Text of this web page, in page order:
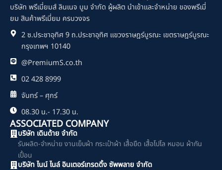
b
o
k
บริษัท พรีเมี่ยมส์ ลินเนจ บูม จำกัด ผู้ผลิต นำเข้าและจำหน่าย ของพรีเมี่
ยม สินค้าพรีเมี่ยม ครบวงจร
2 ซ.ประชาอุทิศ 9 ถ.ประชาอุทิศ แขวงราษฎร์บูรณะ เขตราษฎร์บูรณะ
กรุงเทพฯ 10140
@PremiumS.co.th
02 428 8999
จันทร์ – ศุกร์
08.30 น.- 17.30 น.
ASSOCIATED COMPANY
บริษัท เดินด้าย จำกัด
รับผลิต-จำหน่าย งานเย็บผ้า กระเป๋าผ้า เสื้อยืด เสื้อโปโล หมอน ผ้ากัน
เปื้อน
บริษัท ไนน์ ไนล์ อินเตอร์เทรดดิ้ง ซัพพลาย จำกัด